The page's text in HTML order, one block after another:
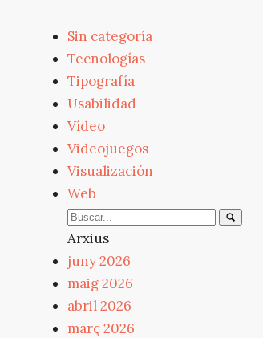
Sin categoría
Tecnologías
Tipografía
Usabilidad
Vídeo
Videojuegos
Visualización
Web
Arxius
juny 2026
maig 2026
abril 2026
març 2026